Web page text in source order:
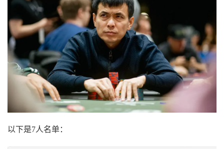
以下是7人名单：